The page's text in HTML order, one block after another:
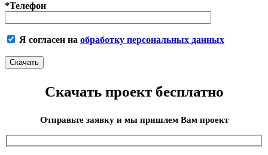
*Телефон
Я согласен на обработку персональных данных
Скачать проект бесплатно
Отправьте заявку и мы пришлем Вам проект